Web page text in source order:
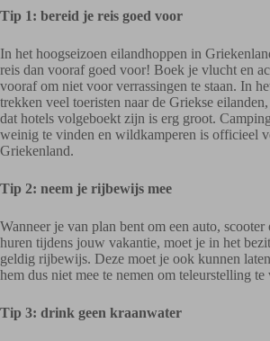
Tip 1: bereid je reis goed voor
In het hoogseizoen eilandhoppen in
reis dan vooraf goed voor! Boek je vlucht en
vooraf om niet voor verrassingen te staan. In
trekken veel toeristen naar de Griekse
dat hotels volgeboekt zijn is erg groot.
weinig te vinden en wildkamperen is officieel
Griekenland.
Tip 2: neem je rijbewijs mee
Wanneer je van plan bent om een auto, scooter
huren tijdens jouw vakantie, moet je in het
geldig rijbewijs. Deze moet je ook kunnen
hem dus niet mee te nemen om teleurstelling
Tip 3: drink geen kraanwater